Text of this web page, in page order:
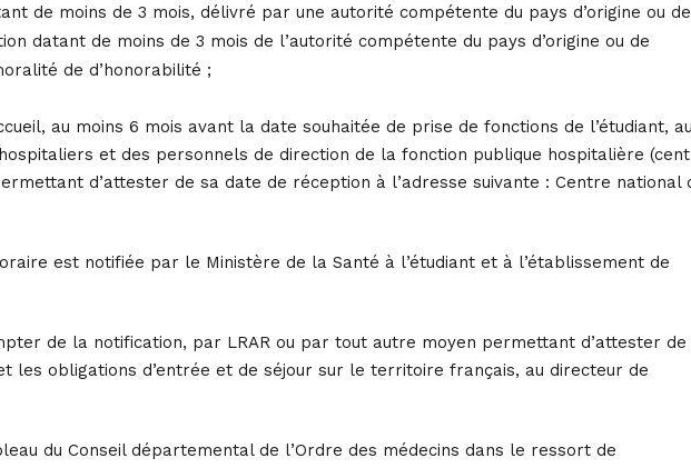
de moins de 3 mois, délivré par une autorité compétente du pays d’origine ou de
datant de moins de 3 mois de l’autorité compétente du pays d’origine ou de
de d’honorabilité ;
au moins 6 mois avant la date souhaitée de prise de fonctions de l’étudiant,
et des personnels de direction de la fonction publique hospitalière
d’attester de sa date de réception à l’adresse suivante : Centre national
est notifiée par le Ministère de la Santé à l’étudiant et à l’établissement de
de la notification, par LRAR ou par tout autre moyen permettant d’attester de
les obligations d’entrée et de séjour sur le territoire français, au directeur de
du Conseil départemental de l’Ordre des médecins dans le ressort de